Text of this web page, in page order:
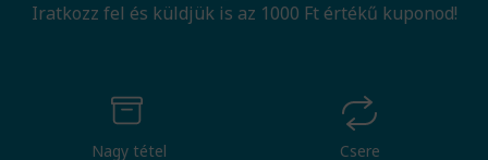
Iratkozz fel és küldjük is az 1000 Ft értékű kuponod!
Nagy tétel Csere